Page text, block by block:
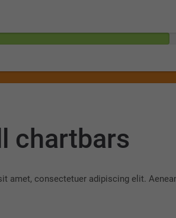
chartbars
amet, consectetuer adipiscing elit.